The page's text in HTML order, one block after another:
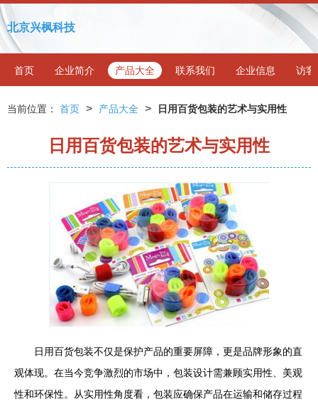
北京兴枫科技
首页 企业简介 产品大全 联系我们 企业信息 访客
当前位置： 首页 > 产品大全 > 日用百货包装的艺术与实用性
日用百货包装的艺术与实用性
日用百货包装不仅是保护产品的重要屏障，更是品牌形象的直
观体现。在当今竞争激烈的市场中，包装设计需兼顾实用性、美观
性和环保性。从实用性角度看，包装应确保产品在运输和储存过程